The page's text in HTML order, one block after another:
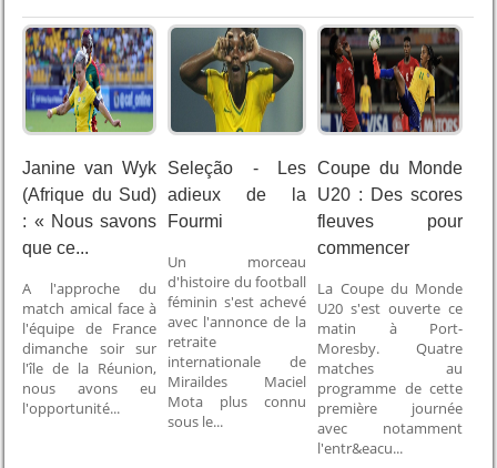
Janine van Wyk
(Afrique du Sud)
: « Nous savons
que ce...
A l'approche du
match amical face à
l'équipe de France
dimanche soir sur
l'île de la Réunion,
nous avons eu
l'opportunité...
Seleção - Les
adieux de la
Fourmi
Un morceau
d'histoire du football
féminin s'est achevé
avec l'annonce de la
retraite
internationale de
Miraildes Maciel
Mota plus connu
sous le...
Coupe du Monde
U20 : Des scores
fleuves pour
commencer
La Coupe du Monde
U20 s'est ouverte ce
matin à Port-
Moresby. Quatre
matches au
programme de cette
première journée
avec notamment
l'entr&eacu...